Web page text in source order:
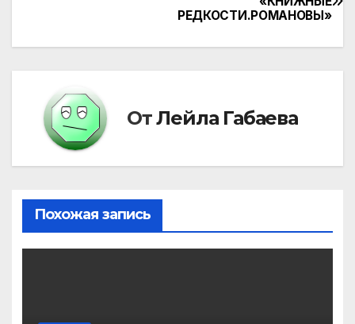
РЕДКОСТИ.РОМАНОВЫ»
ОтЛейла Габаева
Похожая запись